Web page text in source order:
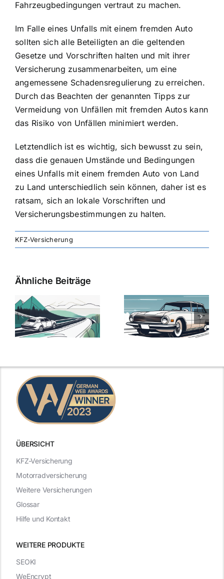
Fahrzeugbedingungen vertraut zu machen.
Im Falle eines Unfalls mit einem fremden Auto
sollten sich alle Beteiligten an die geltenden
Gesetze und Vorschriften halten und mit ihrer
Versicherung zusammenarbeiten, um eine
angemessene Schadensregulierung zu erreichen.
Durch das Beachten der genannten Tipps zur
Vermeidung von Unfällen mit fremden Autos kann
das Risiko von Unfällen minimiert werden.
Letztendlich ist es wichtig, sich bewusst zu sein,
dass die genauen Umstände und Bedingungen
eines Unfalls mit einem fremden Auto von Land
zu Land unterschiedlich sein können, daher ist es
ratsam, sich an lokale Vorschriften und
Versicherungsbestimmungen zu halten.
KFZ-Versicherung
Ähnliche Beiträge
Versicherung:
Günstige Kfz-
Versicherungstarife
mit Top-
Kfz-
Die besten
Angebote im
ÜBERSICHT
WEITERE PRODUKTE
KFZ-Versicherung
Motorradversicherung
Weitere Versicherungen
Glossar
Hilfe und Kontakt
SEOKI
WeEncrypt